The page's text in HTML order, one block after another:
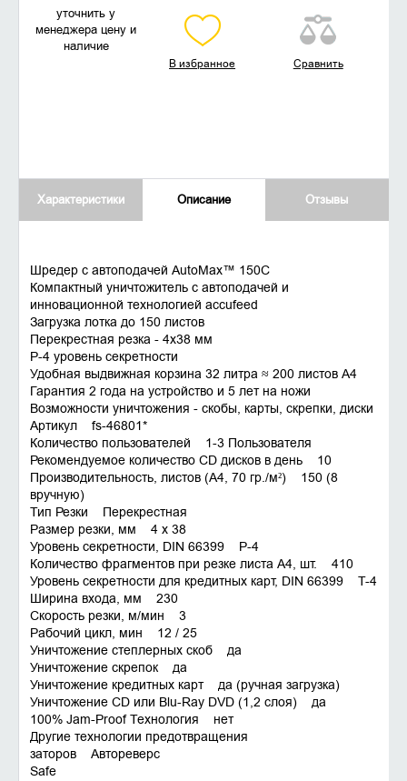
уточнить у
менеджера цену и
наличие
В избранное Сравнить
Характеристики Описание Отзывы
Шредер с автоподачей AutoMax™ 150C
Компактный уничтожитель с автоподачей и
инновационной технологией accufeed
Загрузка лотка до 150 листов
Перекрестная резка - 4х38 мм
P-4 уровень секретности
Удобная выдвижная корзина 32 литра ≈ 200 листов А4
Гарантия 2 года на устройство и 5 лет на ножи
Возможности уничтожения - скобы, карты, скрепки, диски
Артикул fs-46801*
Количество пользователей 1-3 Пользователя
Рекомендуемое количество CD дисков в день 10
Производительность, листов (A4, 70 гр./м²) 150 (8
вручную)
Тип Резки Перекрестная
Размер резки, мм 4 x 38
Уровень секретности, DIN 66399 P-4
Количество фрагментов при резке листа А4, шт. 410
Уровень секретности для кредитных карт, DIN 66399 T-4
Ширина входа, мм 230
Скорость резки, м/мин 3
Рабочий цикл, мин 12 / 25
Уничтожение степлерных скоб да
Уничтожение скрепок да
Уничтожение кредитных карт да (ручная загрузка)
Уничтожение CD или Blu-Ray DVD (1,2 слоя) да
100% Jam-Proof Технология нет
Другие технологии предотвращения
заторов Автореверс
Safe